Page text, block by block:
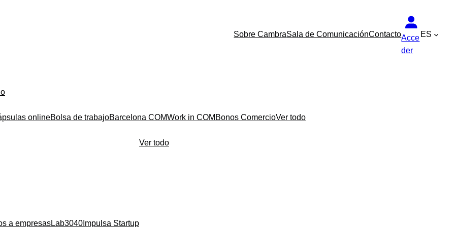
Sobre CambraSala de ComunicaciónContactoAcce
der
ES
onlineBolsa de trabajoBarcelona COMWork in COM Bonos ComercioVer todo
a empresasLab3040 Impulsa Startup
Ver todo